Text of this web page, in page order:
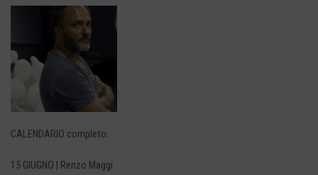
CALENDARIO completo:
15 GIUGNO | Renzo Maggi